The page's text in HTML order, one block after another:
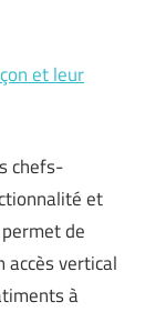
et leur
chefs-
et
de
accès vertical
à